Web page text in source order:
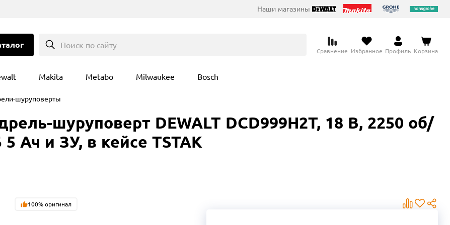
Наши магазины
Поиск по сайту
Сравнение Избранное Профиль Корзина
Makita Metabo Milwaukee Bosch
шуруповерты
шуруповерт DEWALT DCD999H2T, 18 В, 2250 об/
Ач и ЗУ, в кейсе TSTAK
100% оригинал